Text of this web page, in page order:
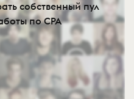
собственный пул
по CPA